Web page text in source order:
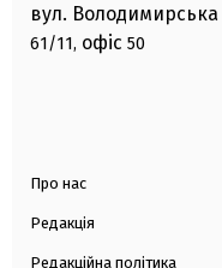
вул. Володимирська
61/11, офіс 50
Про нас
Редакція
Редакційна політика